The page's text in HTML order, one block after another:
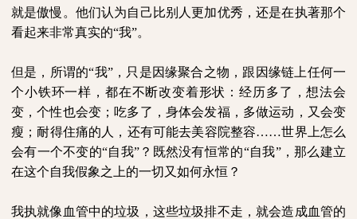
就是傲慢。他们认为自己比别人更加优秀，还是在执著那个
看起来非常真实的“我”。
但是，所谓的“我”，只是因缘聚合之物，跟因缘链上任何一
个小铁环一样，都在不断改变着形状：经历多了，想法会
变，个性也会变；吃多了，身体会发福，多做运动，又会变
瘦；耐得住痛的人，还有可能去美容院整容……世界上怎么
会有一个不变的“自我”？既然没有恒常的“自我”，那么建立
在这个自我假象之上的一切又如何永恒？
我执就像血管中的垃圾，这些垃圾排不走，就会造成血管的